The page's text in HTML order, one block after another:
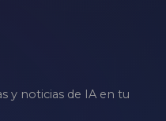
y noticias de IA en tu